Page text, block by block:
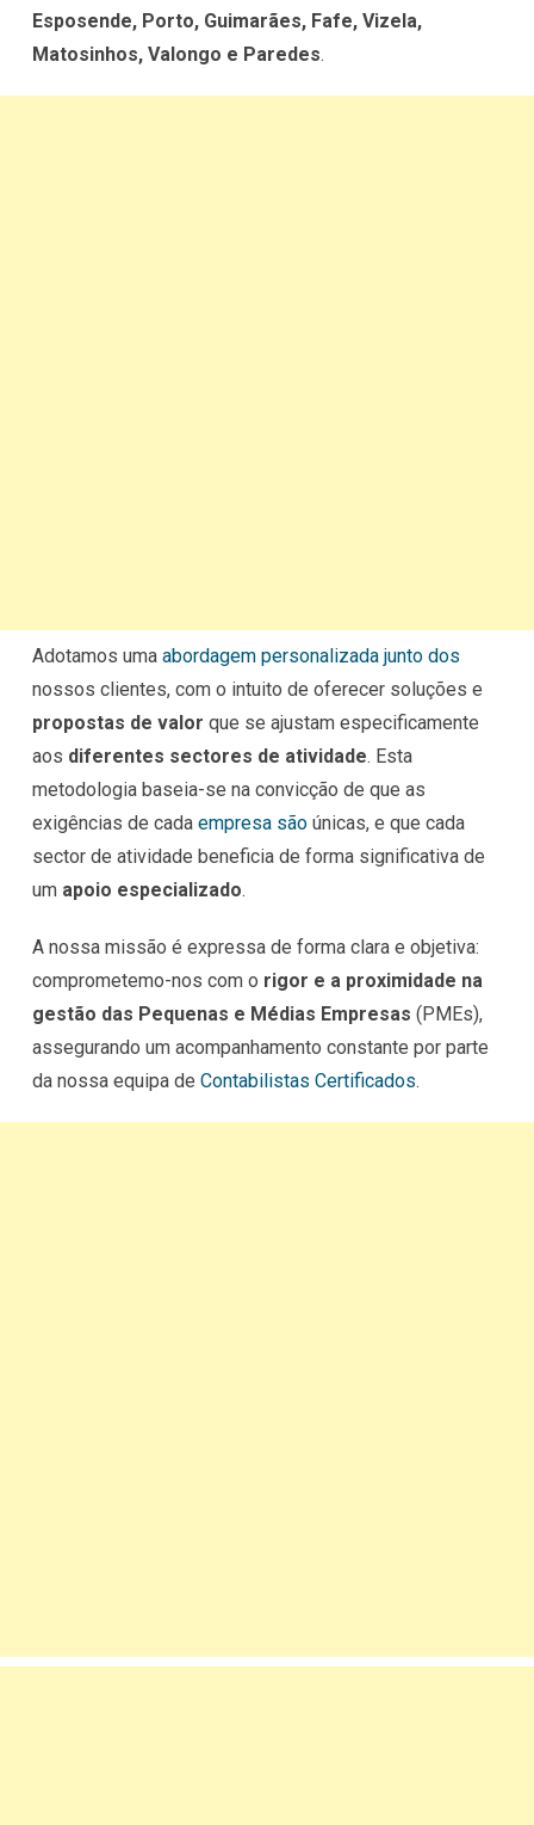
Esposende, Porto, Guimarães, Fafe, Vizela,
Matosinhos, Valongo e Paredes.
Adotamos uma abordagem personalizada junto dos
nossos clientes, com o intuito de oferecer soluções e
propostas de valor que se ajustam especificamente
aos diferentes sectores de atividade. Esta
metodologia baseia-se na convicção de que as
exigências de cada empresa são únicas, e que cada
sector de atividade beneficia de forma significativa de
um apoio especializado.
A nossa missão é expressa de forma clara e objetiva:
comprometemo-nos com o rigor e a proximidade na
gestão das Pequenas e Médias Empresas (PMEs),
assegurando um acompanhamento constante por parte
da nossa equipa de Contabilistas Certificados.